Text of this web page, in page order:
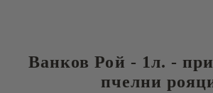
Ванков Рой - 1л. -
пчелни